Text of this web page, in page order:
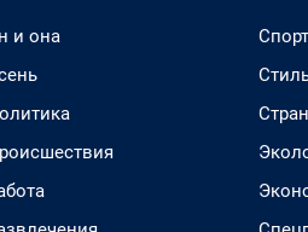
и она
Спорт